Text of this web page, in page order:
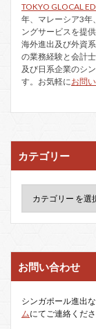
TOKYO GLOCAL
年、マレーシア3年
ングサービスを提
海外進出及び外資
の業務経験と会計
及び日系企業のシ
す。お気軽にお問
カテゴリー
お問い合わせ
シンガポール進出
ムにてご連絡くださ